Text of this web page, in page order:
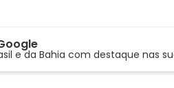
e da Bahia com destaque nas